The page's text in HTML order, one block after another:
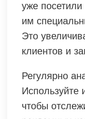
уже
им
Это
клиентов и
Регулярно
Используйте
чтобы